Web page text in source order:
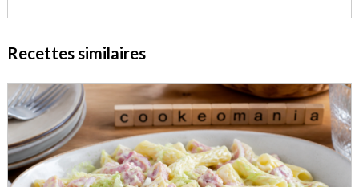
Recettes similaires